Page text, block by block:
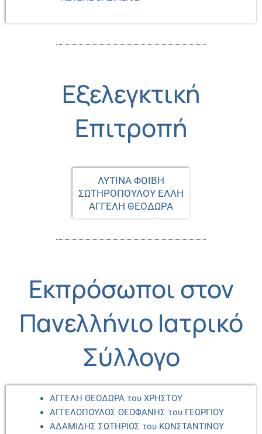
Εξελεγκτική
Επιτροπή
ΛΥΤΙΝΑ ΦΟΙΒΗ
ΣΩΤΗΡΟΠΟΥΛΟΥ ΕΛΛΗ
ΑΓΓΕΛΗ ΘΕΟΔΩΡΑ
Εκπρόσωποι στον
Πανελλήνιο Ιατρικό
Σύλλογο
ΑΓΓΕΛΗ ΘΕΟΔΩΡΑ του ΧΡΗΣΤΟΥ
ΑΓΓΕΛΟΠΟΥΛΟΣ ΘΕΟΦΑΝΗΣ του ΓΕΩΡΓΙΟΥ
ΑΔΑΜΙΔΗΣ ΣΩΤΗΡΙΟΣ του ΚΩΝΣΤΑΝΤΙΝΟΥ